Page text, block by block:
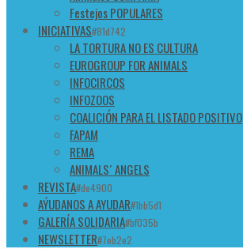
Festejos POPULARES
INICIATIVAS#81d742
LA TORTURA NO ES CULTURA
EUROGROUP FOR ANIMALS
INFOCIRCOS
INFOZOOS
COALICIÓN PARA EL LISTADO POSITIVO
FAPAM
REMA
ANIMALS´ ANGELS
REVISTA#de4900
AÝUDANOS A AYUDAR#1bb5d1
GALERÍA SOLIDARIA#bf035b
NEWSLETTER#7eb2e2